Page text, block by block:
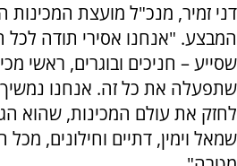
דני זמיר, מנכ"ל מועצת
המבצע. "אנחנו אסירי תודה לכל
שסייע – חניכים ובוגרים, ראשי
שתפעלה את כל זה. אנחנו נמשיך
לחזק את עולם המכינות, שהוא
שמאל וימין, דתיים וחילונים,